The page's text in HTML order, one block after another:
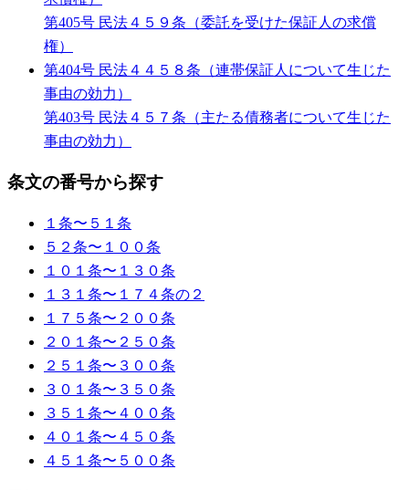
第405号 民法４５９条（委託を受けた保証人の求償
権）
第404号 民法４４５８条（連帯保証人について生じた
事由の効力）
第403号 民法４５７条（主たる債務者について生じた
事由の効力）
条文の番号から探す
１条〜５１条
５２条〜１００条
１０１条〜１３０条
１３１条〜１７４条の２
１７５条〜２００条
２０１条〜２５０条
２５１条〜３００条
３０１条〜３５０条
３５１条〜４００条
４０１条〜４５０条
４５１条〜５００条